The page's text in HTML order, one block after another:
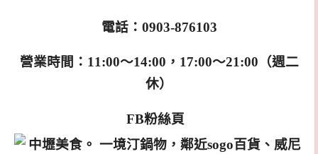
電話：0903-876103
營業時間：11:00～14:00，17:00～21:00（週二
休）
FB粉絲頁